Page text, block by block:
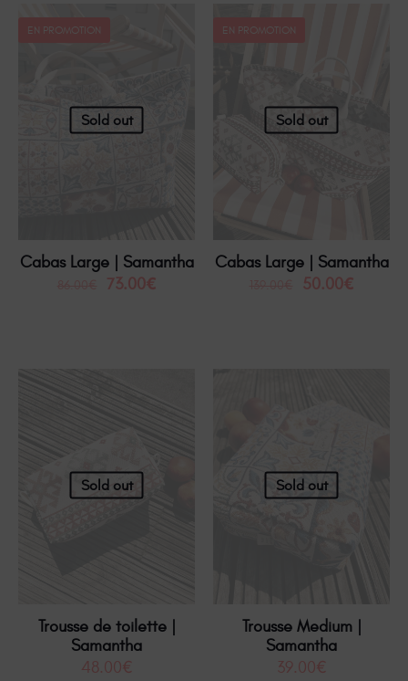
EN PROMOTION
Sold out
Cabas Large | Samantha
73.00€
EN PROMOTION
Sold out
Cabas Large | Samantha
50.00€
Sold out
Trousse de toilette |
Samantha
48.00€
Sold out
Trousse Medium |
Samantha
39.00€